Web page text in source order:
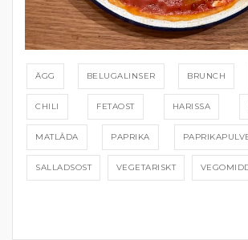
ÄGG BELUGALINSER BRUNCH
CHILI FETAOST HARISSA
MATLÅDA PAPRIKA
SALLADSOST VEGETARISKT